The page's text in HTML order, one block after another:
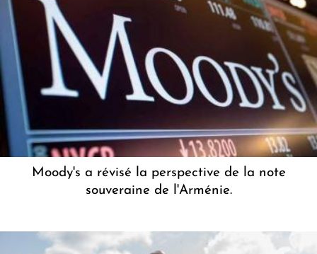
Moody's a révisé la perspective de la note
souveraine de l'Arménie.